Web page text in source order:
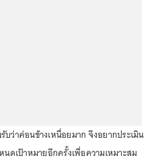
บว่าค่อนข้างเหนื่อยมาก จึงอยากประเมิน
ดเป้าหมายอีกครั้งเพื่อความเหมาะสม